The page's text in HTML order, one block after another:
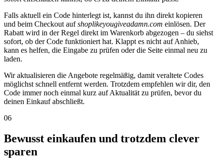
Falls aktuell ein Code hinterlegt ist, kannst du ihn direkt kopieren
und beim Checkout aufshoplikeyougiveadamn.com einlösen. Der
Rabatt wird in der Regel direkt im Warenkorb abgezogen – du siehst
sofort, ob der Code funktioniert hat. Klappt es nicht auf Anhieb,
kann es helfen, die Eingabe zu prüfen oder die Seite einmal neu zu
laden.
Wir aktualisieren die Angebote regelmäßig, damit veraltete Codes
möglichst schnell entfernt werden. Trotzdem empfehlen wir dir, den
Code immer noch einmal kurz auf Aktualität zu prüfen, bevor du
deinen Einkauf abschließt.
06
Bewusst einkaufen und trotzdem clever
sparen